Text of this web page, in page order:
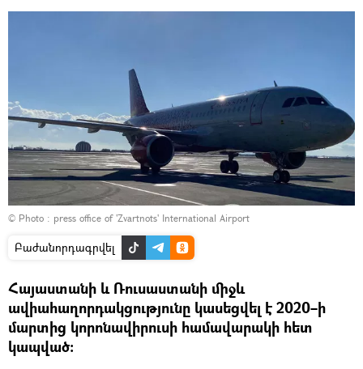
© Photo : press office of 'Zvartnots' International Airport
Բաժանորդագրվել
Հայաստանի և Ռուսաստանի միջև
ավիահաղորդակցությունը կասեցվել է 2020–ի
մարտից կորոնավիրուսի համավարակի հետ
կապված։